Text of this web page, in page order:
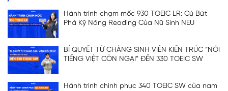
Hành trình chạm mốc 930 TOEIC LR: Cú Bứt
Phá Kỹ Năng Reading Của Nữ Sinh NEU
BÍ QUYẾT TỪ CHÀNG SINH VIÊN KIẾN TRÚC “NÓI
TIẾNG VIỆT CÒN NGẠI” ĐẾN 330 TOEIC SW
Hành trình chinh phục 340 TOEIC SW của nam